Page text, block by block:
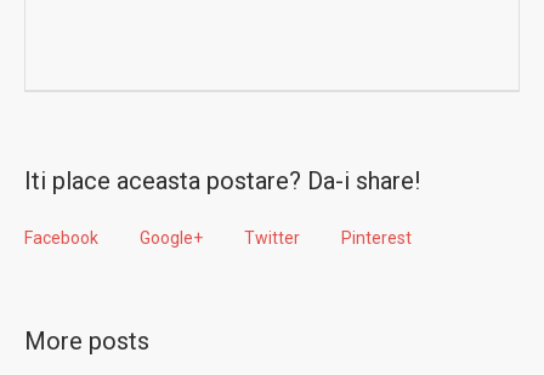
Iti place aceasta postare? Da-i share!
Facebook Google+ Twitter Pinterest
More posts